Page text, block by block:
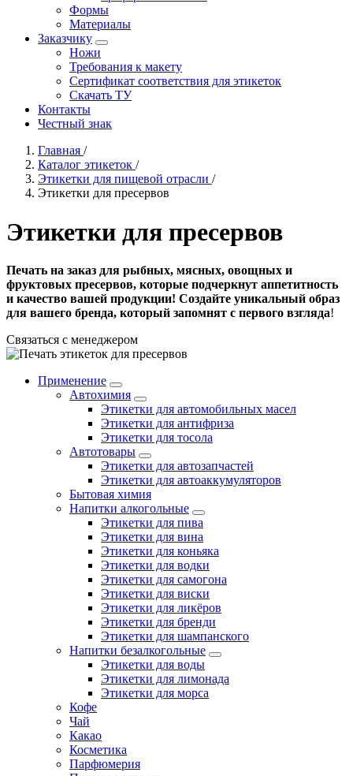
Формы
Материалы
Заказчику
Ножи
Требования к макету
Сертификат соответствия для этикеток
Скачать ТУ
Контакты
Честный знак
Главная /
Каталог этикеток /
Этикетки для пищевой отрасли /
Этикетки для пресервов
Этикетки для пресервов
Печать на заказ для рыбных, мясных, овощных и
фруктовых пресервов, которые подчеркнут аппетитность
и качество вашей продукции! Создайте уникальный образ
для вашего бренда, который запомнят с первого взгляда!
Связаться с менеджером
Применение
Автохимия
Этикетки для автомобильных масел
Этикетки для антифриза
Этикетки для тосола
Автотовары
Этикетки для автозапчастей
Этикетки для автоаккумуляторов
Бытовая химия
Напитки алкогольные
Этикетки для пива
Этикетки для вина
Этикетки для коньяка
Этикетки для водки
Этикетки для самогона
Этикетки для виски
Этикетки для ликёров
Этикетки для бренди
Этикетки для шампанского
Напитки безалкогольные
Этикетки для воды
Этикетки для лимонада
Этикетки для морса
Кофе
Чай
Какао
Косметика
Парфюмерия